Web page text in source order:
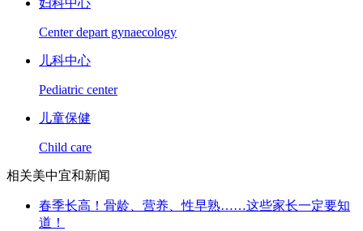
Center depart gynaecology
儿科中心
Pediatric center
儿童保健
Child care
相关美中宜和新闻
春季长高！骨龄、营养、性早熟……这些家长一定要知
道！